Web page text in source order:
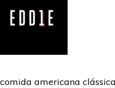
americana